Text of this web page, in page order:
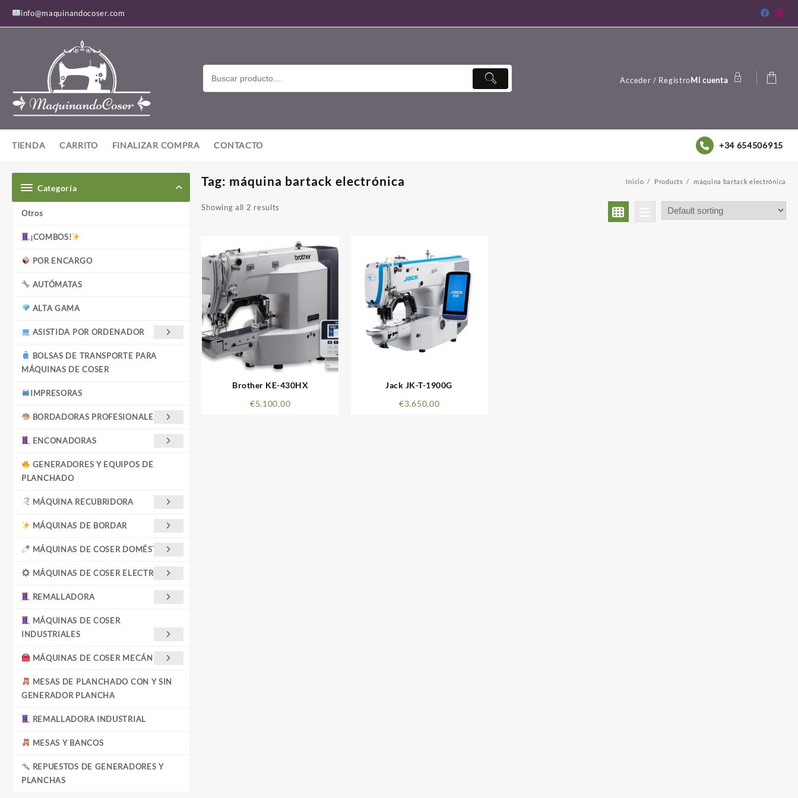
contenido
info@maquinandocoser.com
Acceder / RegistroMi cuenta
TIENDA CARRITO FINALIZAR COMPRA CONTACTO +34 654506915
Categoría
Otros
¡COMBOS!
POR ENCARGO
AUTÓMATAS
ALTA GAMA
ASISTIDA POR ORDENADOR
BOLSAS DE TRANSPORTE PARA
MÁQUINAS DE COSER
IMPRESORAS
BORDADORAS PROFESIONALES
ENCONADORAS
GENERADORES Y EQUIPOS DE
PLANCHADO
MÁQUINA RECUBRIDORA
MÁQUINAS DE BORDAR
MÁQUINAS DE COSER DOMÉSTICAS
MÁQUINAS DE COSER ELECTRÓNICA
REMALLADORA
MÁQUINAS DE COSER
INDUSTRIALES
MÁQUINAS DE COSER MECÁNICAS
MESAS DE PLANCHADO CON Y SIN
GENERADOR PLANCHA
REMALLADORA INDUSTRIAL
MESAS Y BANCOS
REPUESTOS DE GENERADORES Y
PLANCHAS
Tag: máquina bartack electrónica Inicio Products máquina bartack electrónica
Showing all 2 results
Brother KE-430HX
€5.100,00
Jack JK-T-1900G
€3.650,00